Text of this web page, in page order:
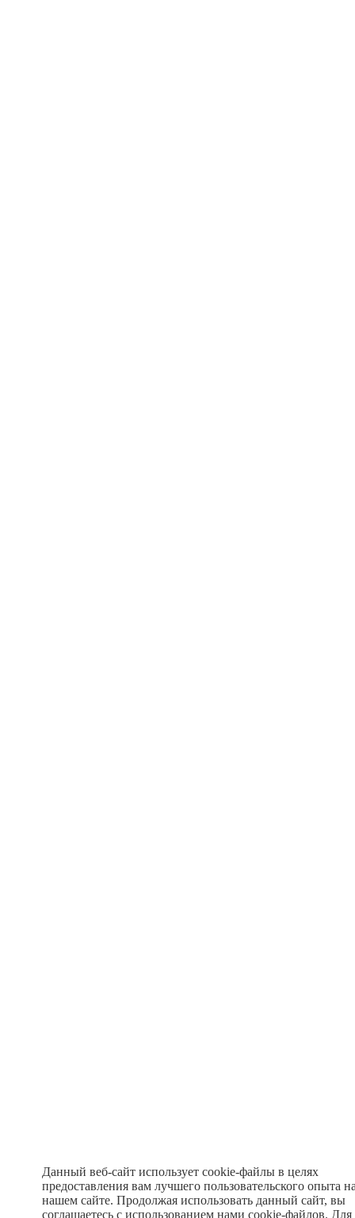
Данный веб-сайт использует cookie-файлы в целях
предоставления вам лучшего пользовательского опыта
нашем сайте. Продолжая использовать данный сайт, вы
соглашаетесь с использованием нами cookie-файлов. Для